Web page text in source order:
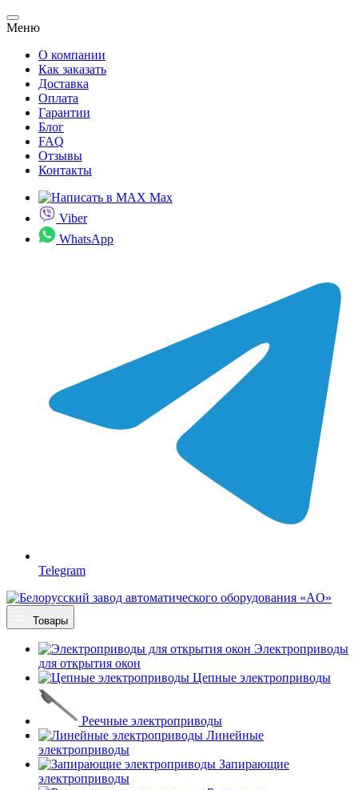
Меню
О компании
Как заказать
Доставка
Оплата
Гарантии
Блог
FAQ
Отзывы
Контакты
Max
Viber
WhatsApp
Telegram
Товары
Электроприводы
для открытия окон
Цепные электроприводы
Реечные электроприводы
Линейные
электроприводы
Запирающие
электроприводы